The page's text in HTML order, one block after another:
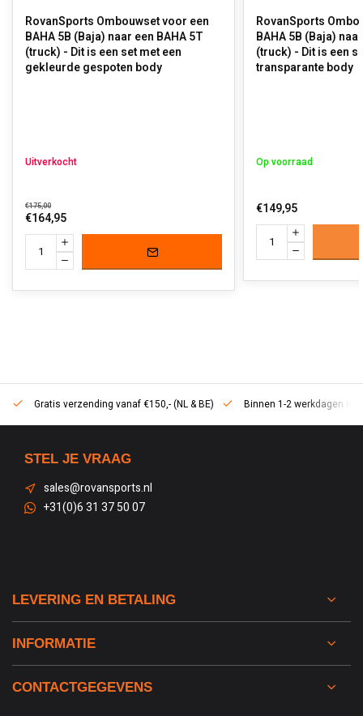
RovanSports Ombouwset voor een
BAHA 5B (Baja) naar een BAHA 5T
(truck) - Dit is een set met een
gekleurde gespoten body
Uitverkocht
€175,00
€164,95
RovanSports Ombouwset
BAHA 5B (Baja)
(truck) - Dit is een
transparante body
Op voorraad
€149,95
Gratis verzending vanaf €150,- (NL & BE) Binnen 1-2 werkdagen in
STEL JE VRAAG
sales@rovansports.nl
+31(0)6 31 37 50 07
LEVERING EN BETALING
INFORMATIE
CONTACTGEGEVENS